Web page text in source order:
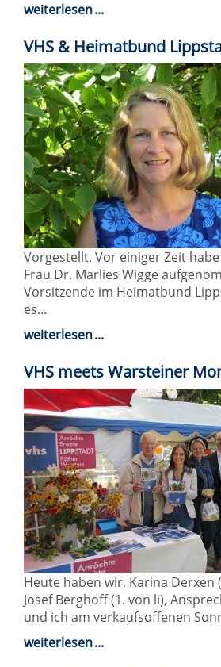
weiterlesen
VHS & Heimatbund
Vorgestellt. Vor einiger Zeit
Frau Dr. Marlies Wigge
Vorsitzende im Heimatbund
es…
weiterlesen
VHS meets Warsteiner
Heute haben wir, Karina Derxen
Josef Berghoff (1. von li),
und ich am verkaufsoffenen
weiterlesen